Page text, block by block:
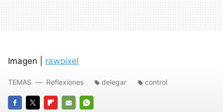
Imagen | rawpixel
TEMAS Reflexiones delegar control